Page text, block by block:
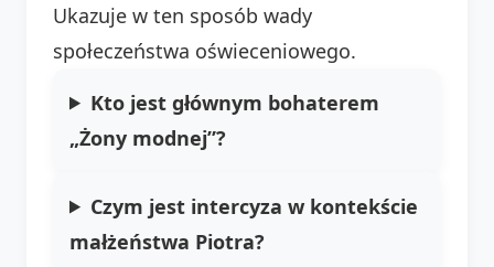
Ukazuje w ten sposób wady
społeczeństwa oświeceniowego.
Kto jest głównym bohaterem
„Żony modnej”?
Czym jest intercyza w kontekście
małżeństwa Piotra?